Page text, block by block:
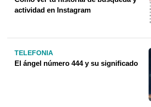
actividad en Instagram
TELEFONIA
El ángel número 444 y su significado